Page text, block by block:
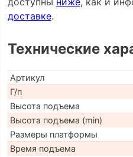
доставке.
Технические
Артикул
Г/п
Высота подъема
Высота подъема (min)
Размеры платформы
Время подъема